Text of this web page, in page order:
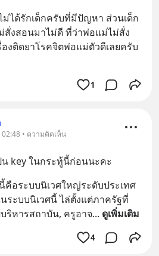
ได้รักเด็กครับที่มีปัญหา​ ส่วนเด็ก
งสอนมาไม่ดี​ ที่ว่าพ่อแม่ไม่สั่ง
องติดยาโรคจิตพ่อแม่ตัวดีเลยครับ
1
02:48 • ความคิดเห็น
key ในกระทู้นี้ก่อนนะคะ
คือระบบนิเวศใหญ่ระดับประเทศ
ระบบนิเวศนี้ ไล่ตั้งแต่ภาครัฐที่
ริหารสถาบัน, ครูอาจ... ดูเพิ่มเติม
4